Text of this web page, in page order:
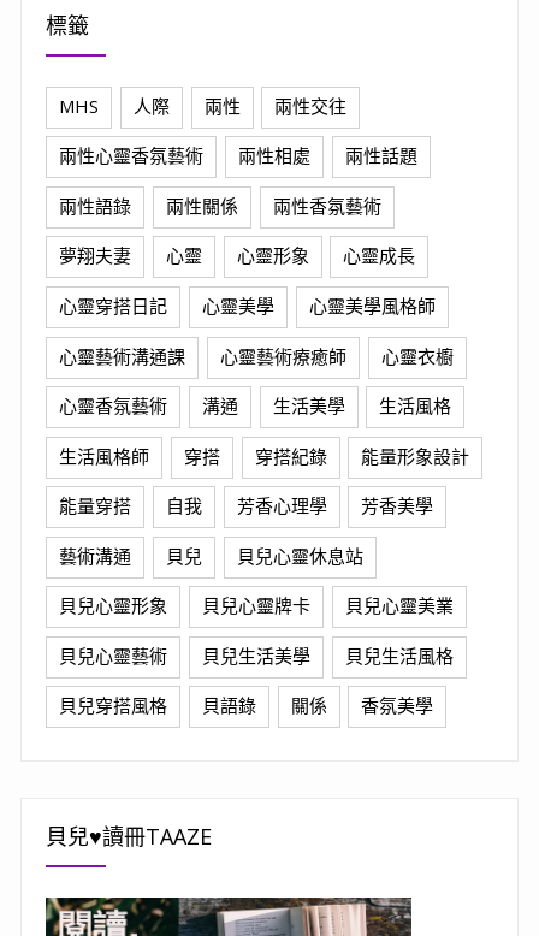
標籤
MHS 人際 兩性 兩性交往
兩性心靈香氛藝術 兩性相處 兩性話題
兩性語錄 兩性關係 兩性香氛藝術
夢翔夫妻 心靈 心靈形象 心靈成長
心靈穿搭日記 心靈美學 心靈美學風格師
心靈藝術溝通課 心靈藝術療癒師 心靈衣櫥
心靈香氛藝術 溝通 生活美學 生活風格
生活風格師 穿搭 穿搭紀錄 能量形象設計
能量穿搭 自我 芳香心理學 芳香美學
藝術溝通 貝兒 貝兒心靈休息站
貝兒心靈形象 貝兒心靈牌卡 貝兒心靈美業
貝兒心靈藝術 貝兒生活美學 貝兒生活風格
貝兒穿搭風格 貝語錄 關係 香氛美學
貝兒♥讀冊TAAZE